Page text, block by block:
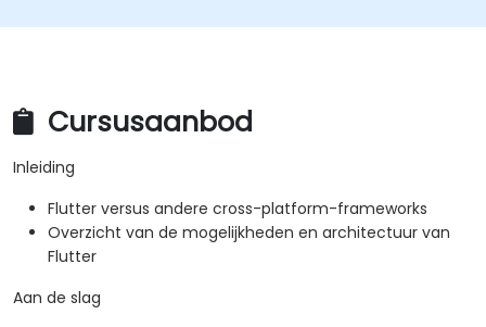
Cursusaanbod
Inleiding
Flutter versus andere cross-platform-frameworks
Overzicht van de mogelijkheden en architectuur van
Flutter
Aan de slag